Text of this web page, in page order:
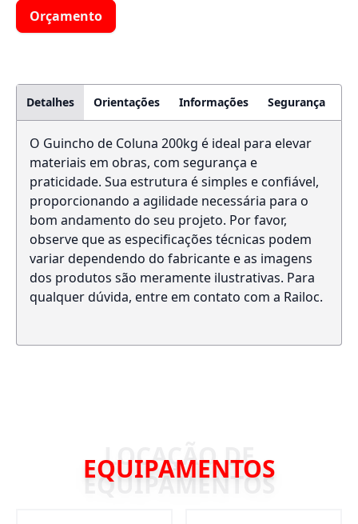
Orçamento
Detalhes Orientações Informações Segurança
O Guincho de Coluna 200kg é ideal para elevar
materiais em obras, com segurança e
praticidade. Sua estrutura é simples e confiável,
proporcionando a agilidade necessária para o
bom andamento do seu projeto. Por favor,
observe que as especificações técnicas podem
variar dependendo do fabricante e as imagens
dos produtos são meramente ilustrativas. Para
qualquer dúvida, entre em contato com a Railoc.
EQUIPAMENTOS